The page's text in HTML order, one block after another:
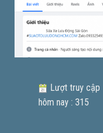
Lượt truy cập
hôm nay : 315